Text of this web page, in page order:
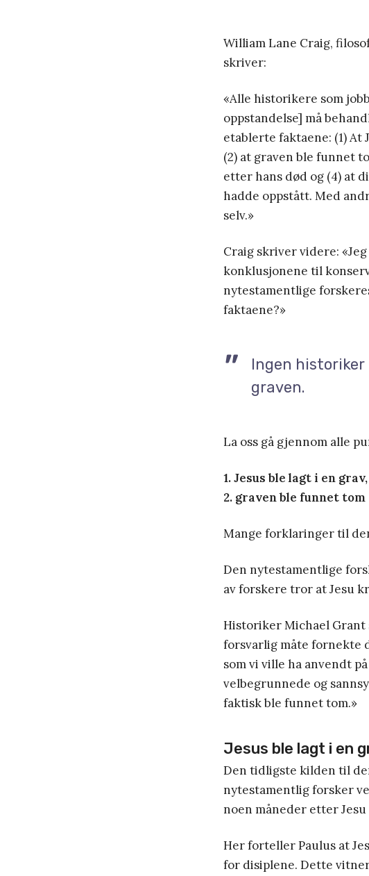
William Lane Craig,
skriver:
«Alle historikere som
oppstandelse] må
etablerte faktaene: (1) At
(2) at graven ble funnet
etter hans død og (4) at
hadde oppstått. Med
selv.»
Craig skriver videre:
konklusjonene til
nytestamentlige
faktaene?»
Ingen
graven.
La oss gå gjennom alle
1. Jesus ble lagt i en
2. graven ble funnet tom
Mange forklaringer til
Den nytestamentlige
av forskere tror at Jesu
Historiker Michael Grant
forsvarlig måte fornekte
som vi ville ha anvendt
velbegrunnede og
faktisk ble funnet tom.»
Jesus ble lagt i en
Den tidligste kilden til
nytestamentlig forsker
noen måneder etter Jesu
Her forteller Paulus at
for disiplene. Dette